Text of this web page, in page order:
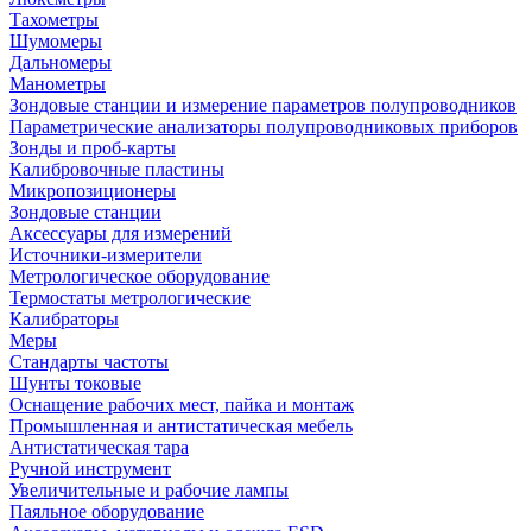
Тахометры
Шумомеры
Дальномеры
Манометры
Зондовые станции и измерение параметров полупроводников
Параметрические анализаторы полупроводниковых приборов
Зонды и проб-карты
Калибровочные пластины
Микропозиционеры
Зондовые станции
Аксессуары для измерений
Источники-измерители
Метрологическое оборудование
Термостаты метрологические
Калибраторы
Меры
Стандарты частоты
Шунты токовые
Оснащение рабочих мест, пайка и монтаж
Промышленная и антистатическая мебель
Антистатическая тара
Ручной инструмент
Увеличительные и рабочие лампы
Паяльное оборудование